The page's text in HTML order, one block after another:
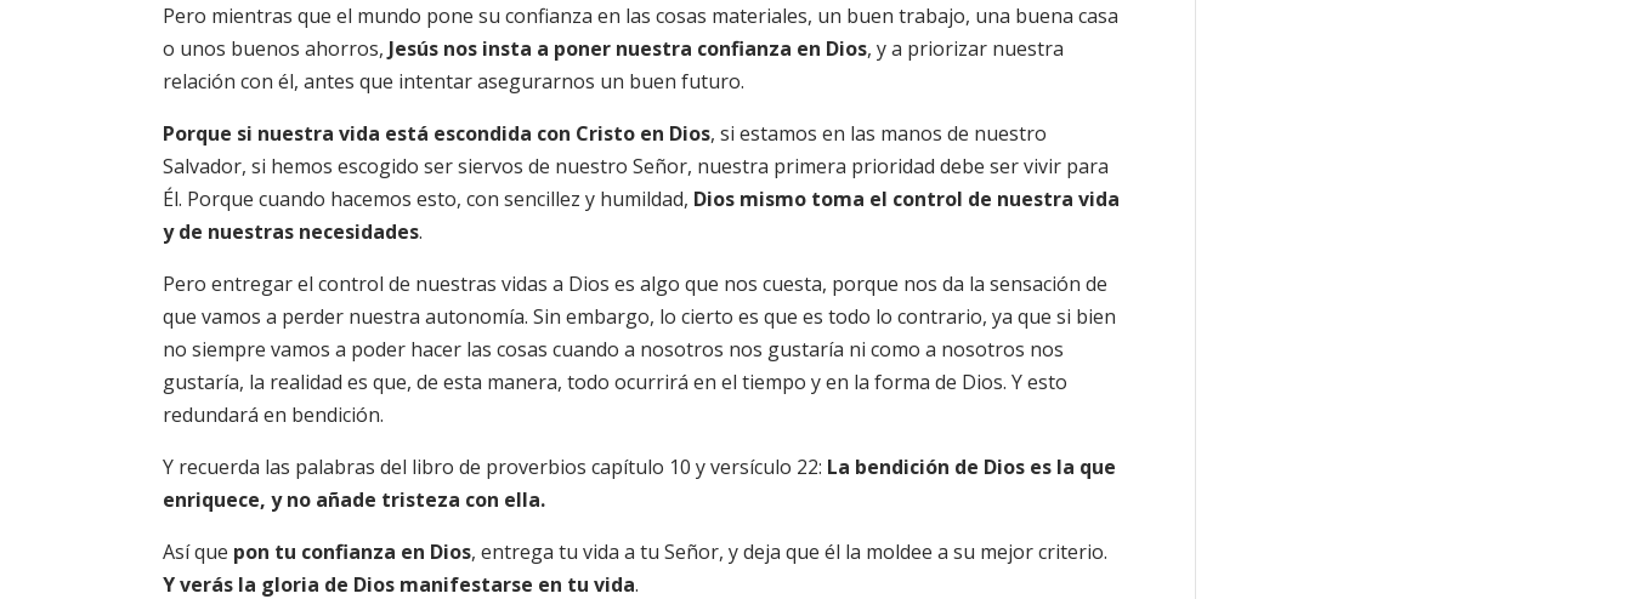
Pero mientras que el mundo pone su confianza en las cosas materiales, un buen trabajo, una buena casa
o unos buenos ahorros, Jesús nos insta a poner nuestra confianza en Dios, y a priorizar nuestra
relación con él, antes que intentar asegurarnos un buen futuro.
Porque si nuestra vida está escondida con Cristo en Dios, si estamos en las manos de nuestro
Salvador, si hemos escogido ser siervos de nuestro Señor, nuestra primera prioridad debe ser vivir para
Él. Porque cuando hacemos esto, con sencillez y humildad, Dios mismo toma el control de nuestra vida
y de nuestras necesidades.
Pero entregar el control de nuestras vidas a Dios es algo que nos cuesta, porque nos da la sensación de
que vamos a perder nuestra autonomía. Sin embargo, lo cierto es que es todo lo contrario, ya que si bien
no siempre vamos a poder hacer las cosas cuando a nosotros nos gustaría ni como a nosotros nos
gustaría, la realidad es que, de esta manera, todo ocurrirá en el tiempo y en la forma de Dios. Y esto
redundará en bendición.
Y recuerda las palabras del libro de proverbios capítulo 10 y versículo 22: La bendición de Dios es la que
enriquece, y no añade tristeza con ella.
Así que pon tu confianza en Dios, entrega tu vida a tu Señor, y deja que él la moldee a su mejor criterio.
Y verás la gloria de Dios manifestarse en tu vida.